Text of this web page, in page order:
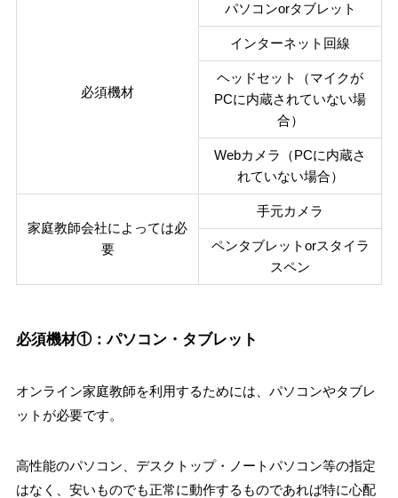
必須機材
パソコンorタブレット
インターネット回線
ヘッドセット（マイクが
PCに内蔵されていない場
合）
Webカメラ（PCに内蔵さ
れていない場合）
家庭教師会社によっては必
要
手元カメラ
ペンタブレットorスタイラ
スペン
必須機材①：パソコン・タブレット
オンライン家庭教師を利用するためには、パソコンやタブレ
ットが必要です。
高性能のパソコン、デスクトップ・ノートパソコン等の指定
はなく、安いものでも正常に動作するものであれば特に心配